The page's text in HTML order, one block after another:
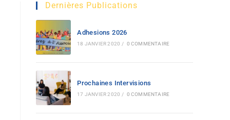
Dernières Publications
Adhesions 2026
18 JANVIER 2020 / 0 COMMENTAIRE
Prochaines Intervisions
17 JANVIER 2020 / 0 COMMENTAIRE